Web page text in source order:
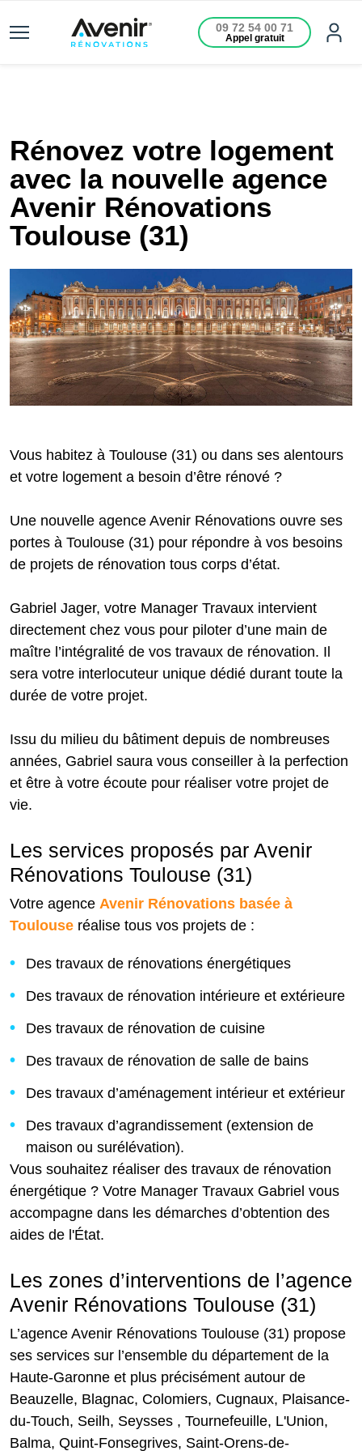
09 72 54 00 71
Appel gratuit
Rénovez votre logement
avec la nouvelle agence
Avenir Rénovations
Toulouse (31)
Vous habitez à Toulouse (31) ou dans ses alentours
et votre logement a besoin d’être rénové ?
Une nouvelle agence Avenir Rénovations ouvre ses
portes à Toulouse (31) pour répondre à vos besoins
de projets de rénovation tous corps d’état.
Gabriel Jager, votre Manager Travaux intervient
directement chez vous pour piloter d’une main de
maître l’intégralité de vos travaux de rénovation. Il
sera votre interlocuteur unique dédié durant toute la
durée de votre projet.
Issu du milieu du bâtiment depuis de nombreuses
années, Gabriel saura vous conseiller à la perfection
et être à votre écoute pour réaliser votre projet de
vie.
Les services proposés par Avenir
Rénovations Toulouse (31)
Votre agence Avenir Rénovations basée à
Toulouse réalise tous vos projets de :
Des travaux de rénovations énergétiques
Des travaux de rénovation intérieure et extérieure
Des travaux de rénovation de cuisine
Des travaux de rénovation de salle de bains
Des travaux d’aménagement intérieur et extérieur
Des travaux d’agrandissement (extension de
maison ou surélévation).
Vous souhaitez réaliser des travaux de rénovation
énergétique ? Votre Manager Travaux Gabriel vous
accompagne dans les démarches d’obtention des
aides de l'État.
Les zones d’interventions de l’agence
Avenir Rénovations Toulouse (31)
L’agence Avenir Rénovations Toulouse (31) propose
ses services sur l’ensemble du département de la
Haute-Garonne et plus précisément autour de
Beauzelle, Blagnac, Colomiers, Cugnaux, Plaisance-
du-Touch, Seilh, Seysses , Tournefeuille, L'Union,
Balma, Quint-Fonsegrives, Saint-Orens-de-